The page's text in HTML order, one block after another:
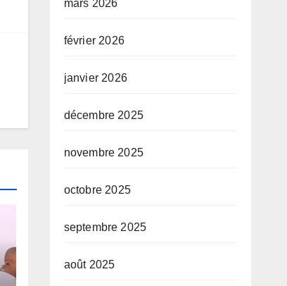
mars 2026
février 2026
janvier 2026
décembre 2025
novembre 2025
octobre 2025
septembre 2025
août 2025